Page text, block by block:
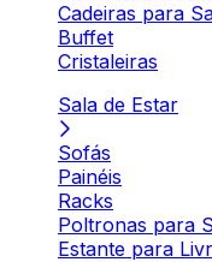
Cadeiras para
Buffet
Cristaleiras
Sala de Estar
Sofás
Painéis
Racks
Poltronas para
Estante para